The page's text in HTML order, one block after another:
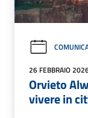
26 FEBBRAIO
Orvieto
vivere in